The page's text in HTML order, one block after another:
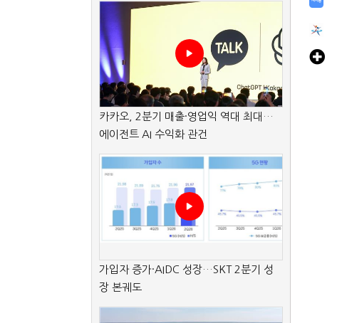
카카오, 2분기 매출·영업익 역대 최대…
에이전트 AI 수익화 관건
가입자 증가·AIDC 성장…SKT 2분기 성
장 본궤도